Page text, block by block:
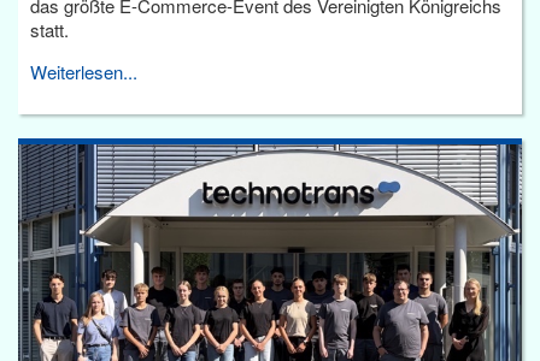
statt.
Weiterlesen...